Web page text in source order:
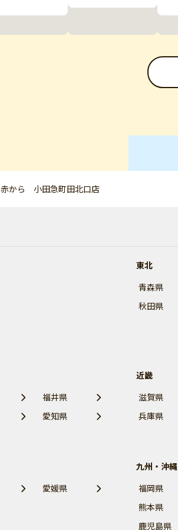
赤から 小田急町田北口店
東北
青森県
秋田県
福井県
愛知県
近畿
滋賀県
兵庫県
愛媛県
九州・沖縄
福岡県
熊本県
鹿児島県